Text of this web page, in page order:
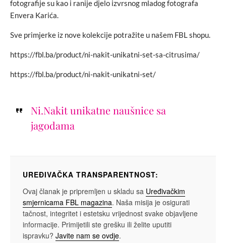
fotografije su kao i ranije djelo izvrsnog mladog fotografa
Envera Karića.
Sve primjerke iz nove kolekcije potražite u našem FBL shopu.
https://fbl.ba/product/ni-nakit-unikatni-set-sa-citrusima/
https://fbl.ba/product/ni-nakit-unikatni-set/
Ni.Nakit unikatne naušnice sa
jagodama
UREĐIVAČKA TRANSPARENTNOST:
Ovaj članak je pripremljen u skladu sa Uređivačkim
smjernicama FBL magazina. Naša misija je osigurati
tačnost, integritet i estetsku vrijednost svake objavljene
informacije. Primijetili ste grešku ili želite uputiti
ispravku? Javite nam se ovdje.